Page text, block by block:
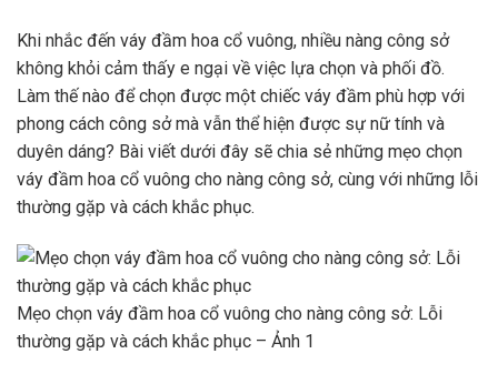
Khi nhắc đến váy đầm hoa cổ vuông, nhiều nàng công sở
không khỏi cảm thấy e ngại về việc lựa chọn và phối đồ.
Làm thế nào để chọn được một chiếc váy đầm phù hợp với
phong cách công sở mà vẫn thể hiện được sự nữ tính và
duyên dáng? Bài viết dưới đây sẽ chia sẻ những mẹo chọn
váy đầm hoa cổ vuông cho nàng công sở, cùng với những lỗi
thường gặp và cách khắc phục.
Mẹo chọn váy đầm hoa cổ vuông cho nàng công sở: Lỗi
thường gặp và cách khắc phục – Ảnh 1